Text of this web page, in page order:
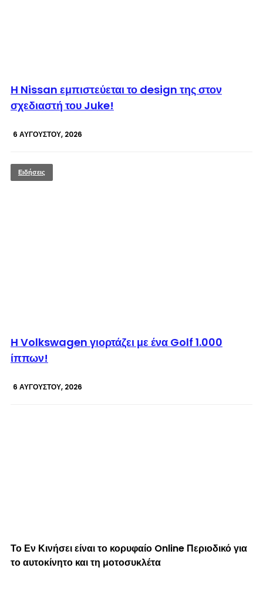
Η Nissan εμπιστεύεται το design της στον
σχεδιαστή του Juke!
6 ΑΥΓΟΎΣΤΟΥ, 2026
Ειδήσεις
Η Volkswagen γιορτάζει με ένα Golf 1.000
ίππων!
6 ΑΥΓΟΎΣΤΟΥ, 2026
Το Εν Κινήσει είναι το κορυφαίο Online Περιοδικό για
το αυτοκίνητο και τη μοτοσυκλέτα